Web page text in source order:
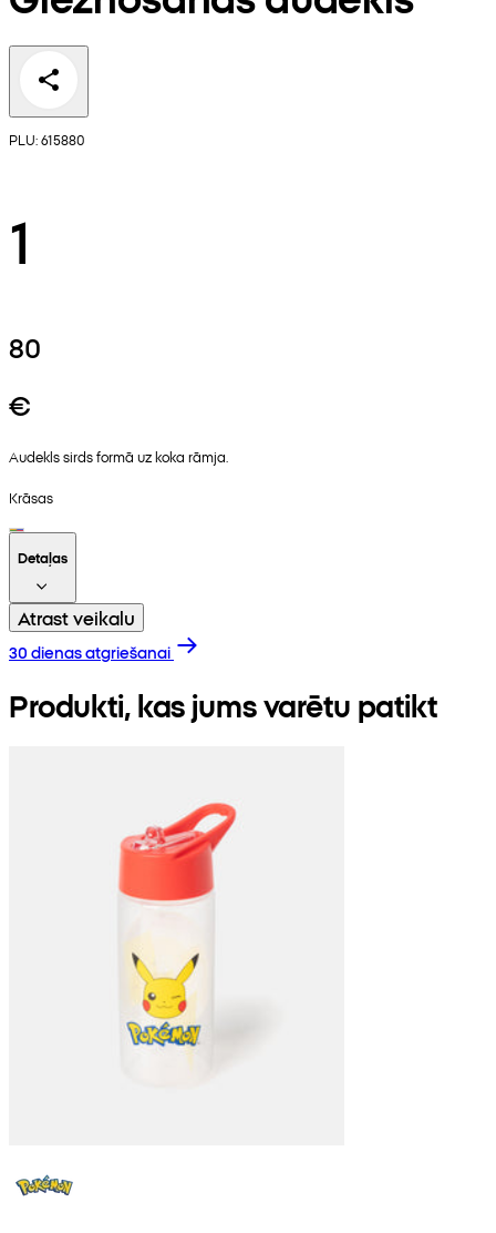
PLU: 615880
1
80
€
Audekls sirds formā uz koka rāmja.
Krāsas
Detaļas
Atrast veikalu
30 dienas atgriešanai
Produkti, kas jums varētu patikt